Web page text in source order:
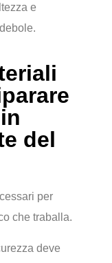
e
del
per
che traballa.
deve